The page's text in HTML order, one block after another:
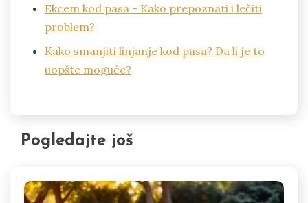
Ekcem kod pasa - Kako prepoznati i lečiti
problem?
Kako smanjiti linjanje kod pasa? Da li je to
uopšte moguće?
Pogledajte još